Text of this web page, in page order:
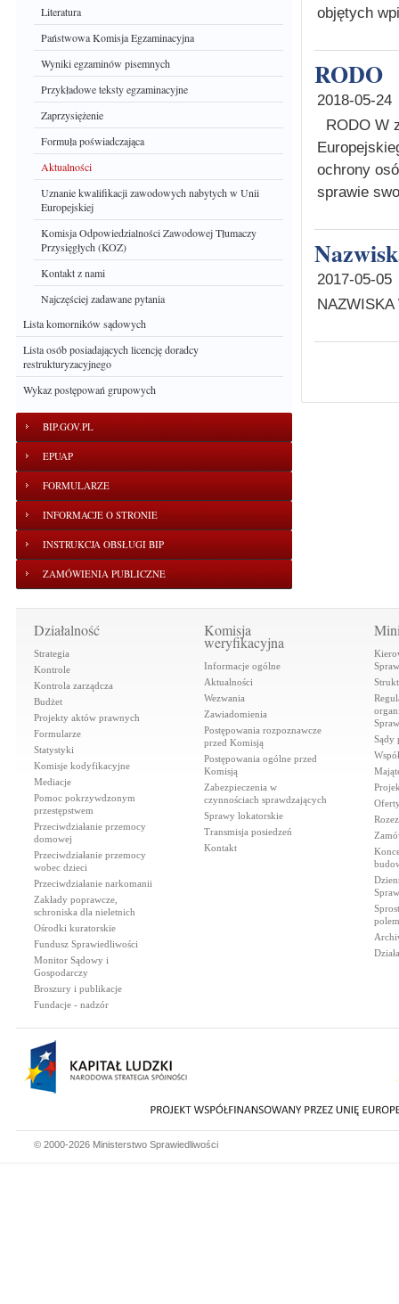
Literatura
Państwowa Komisja Egzaminacyjna
Wyniki egzaminów pisemnych
Przykładowe teksty egzaminacyjne
Zaprzysiężenie
Formuła poświadczająca
Aktualności
Uznanie kwalifikacji zawodowych nabytych w Unii
Europejskiej
Komisja Odpowiedzialności Zawodowej Tłumaczy
Przysięgłych (KOZ)
Kontakt z nami
Najczęściej zadawane pytania
Lista komorników sądowych
Lista osób posiadających licencję doradcy
restrukturyzacyjnego
Wykaz postępowań grupowych
BIP.GOV.PL
EPUAP
FORMULARZE
INFORMACJE O STRONIE
INSTRUKCJA OBSŁUGI BIP
ZAMÓWIENIA PUBLICZNE
objętych
RODO
2018-05-24
RODO W
ochrony
sprawie
2017-05-05
Działalność
Strategia
Kontrole
Kontrola zarządcza
Budżet
Projekty aktów prawnych
Formularze
Statystyki
Komisje kodyfikacyjne
Mediacje
Pomoc pokrzywdzonym
przestępstwem
Przeciwdziałanie przemocy
domowej
Przeciwdziałanie przemocy
wobec dzieci
Przeciwdziałanie narkomanii
Zakłady poprawcze,
schroniska dla nieletnich
Ośrodki kuratorskie
Fundusz Sprawiedliwości
Monitor Sądowy i
Gospodarczy
Broszury i publikacje
Fundacje - nadzór
Komisja
weryfikacyjna
Informacje ogólne
Aktualności
Wezwania
Zawiadomienia
Postępowania rozpoznawcze
przed Komisją
Postępowania ogólne przed
Komisją
Zabezpieczenia w
czynnościach sprawdzających
Sprawy lokatorskie
Transmisja posiedzeń
Kontakt
Sądy
© 2000-2026 Ministerstwo Sprawiedliwości